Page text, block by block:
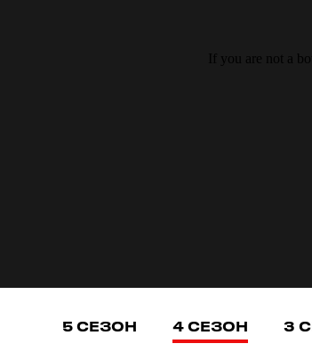
5 СЕЗОН 4 СЕЗОН 3